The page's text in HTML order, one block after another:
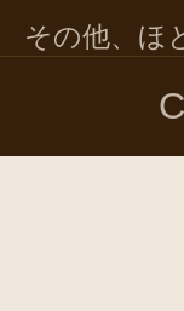
その他、ほ